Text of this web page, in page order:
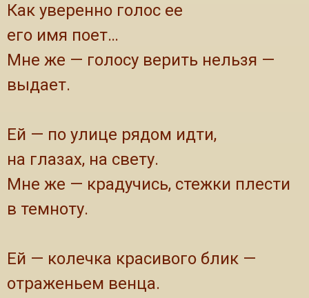
Как уверенно голос ее
его имя поет…
Мне же — голосу верить нельзя —
выдает.
Ей — по улице рядом идти,
на глазах, на свету.
Мне же — крадучись, стежки плести
в темноту.
Ей — колечка красивого блик —
отраженьем венца.